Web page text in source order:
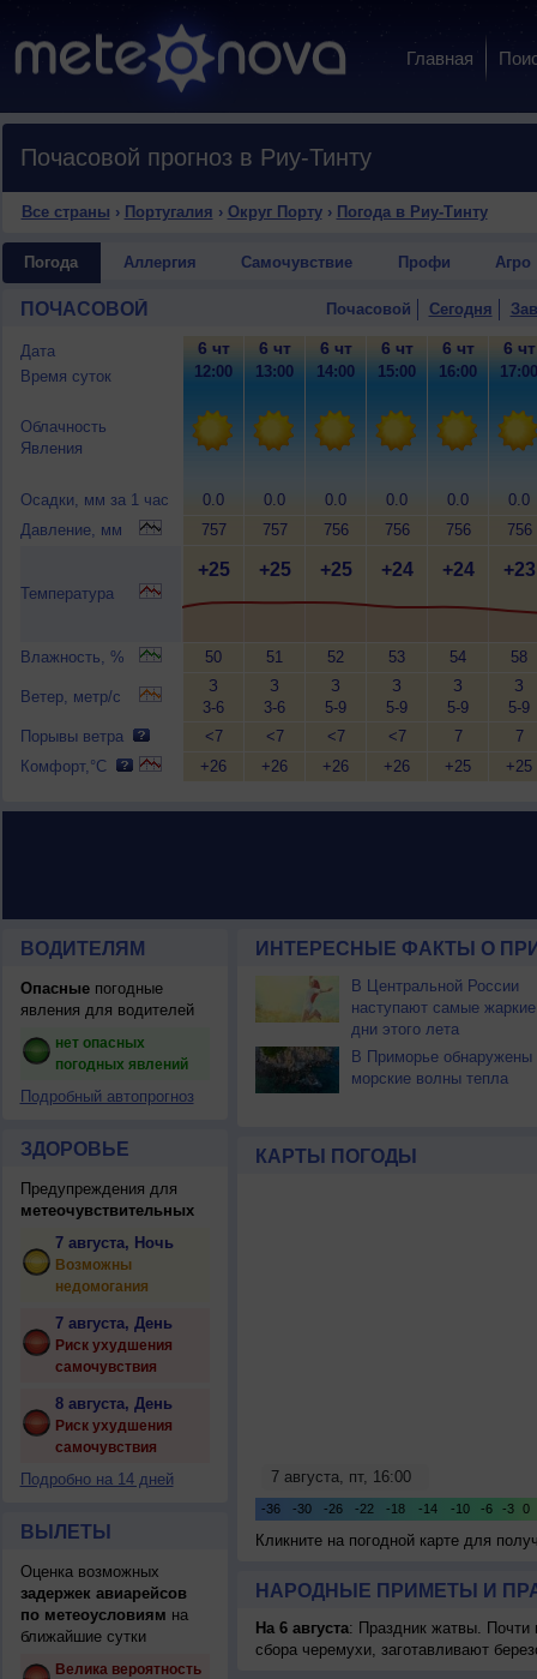
Главная
Почасовой прогноз в Риу-Тинту
Все страны › Португалия › Округ Порту› Погода в Риу-Тинту
Погода Аллергия Самочувствие Профи Агро
ПОЧАСОВОЙ Почасовой Сегодня
Дата
Время суток
Облачность
Явления
Осадки, мм за 1 час
Давление, мм
Температура
Влажность, %
Ветер, метр/с
Порывы ветра
Комфорт,°C
6 чт
12:00
0.0
757
+25
50
З
3-6
<7
+26
6 чт
13:00
0.0
757
+25
51
З
3-6
<7
+26
6 чт
14:00
0.0
756
+25
52
З
5-9
<7
+26
6 чт
15:00
0.0
756
+24
53
З
5-9
<7
+26
6 чт
16:00
0.0
756
+24
54
З
5-9
7
+25
6 чт
17:00
0.0
756
+23
58
З
5-9
7
+25
ВОДИТЕЛЯМ
Опасныепогодные
явления для водителей
нет опасных
погодных явлений
Подробный автопрогноз
ЗДОРОВЬЕ
Предупреждения для
метеочувствительных
7 августа, Ночь
Возможны
недомогания
7 августа, День
Риск ухудшения
самочувствия
8 августа, День
Риск ухудшения
самочувствия
Подробно на 14 дней
ВЫЛЕТЫ
Оценка возможных
задержек авиарейсов
по метеоусловиям на
ближайшие сутки
Велика вероятность
ИНТЕРЕСНЫЕ ФАКТЫ О
В Центральной России
наступают самые жаркие
дни этого лета
В Приморье обнаружены
морские волны тепла
КАРТЫ ПОГОДЫ
Кликните на погодной карте для
НАРОДНЫЕ ПРИМЕТЫ И
На 6 августа: Праздник жатвы. Почти
сбора черемухи, заготавливают